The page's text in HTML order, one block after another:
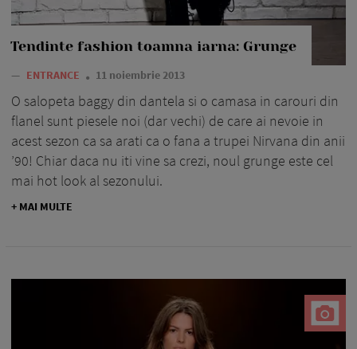
Tendinte fashion toamna iarna: Grunge
— ENTRANCE 11 noiembrie 2013
O salopeta baggy din dantela si o camasa in carouri din
flanel sunt piesele noi (dar vechi) de care ai nevoie in
acest sezon ca sa arati ca o fana a trupei Nirvana din anii
’90! Chiar daca nu iti vine sa crezi, noul grunge este cel
mai hot look al sezonului.
+ MAI MULTE